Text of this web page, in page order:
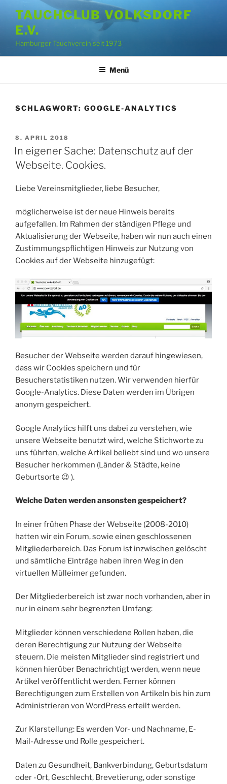
Inhalt
springen
TAUCHCLUB VOLKSDORF
E.V.
Hamburger Tauchverein seit 1973
Menü
SCHLAGWORT: GOOGLE-ANALYTICS
VERÖFFENTLICHT
AM
8. APRIL 2018
In eigener Sache: Datenschutz auf der
Webseite. Cookies.
Liebe Vereinsmitglieder, liebe Besucher,
möglicherweise ist der neue Hinweis bereits
aufgefallen. Im Rahmen der ständigen Pflege und
Aktualisierung der Webseite, haben wir nun auch einen
Zustimmungspflichtigen Hinweis zur Nutzung von
Cookies auf der Webseite hinzugefügt:
Besucher der Webseite werden darauf hingewiesen,
dass wir Cookies speichern und für
Besucherstatistiken nutzen. Wir verwenden hierfür
Google-Analytics. Diese Daten werden im Übrigen
anonym gespeichert.
Google Analytics hilft uns dabei zu verstehen, wie
unsere Webseite benutzt wird, welche Stichworte zu
uns führten, welche Artikel beliebt sind und wo unsere
Besucher herkommen (Länder & Städte, keine
Geburtsorte 😉 ).
Welche Daten werden ansonsten gespeichert?
In einer frühen Phase der Webseite (2008-2010)
hatten wir ein Forum, sowie einen geschlossenen
Mitgliederbereich. Das Forum ist inzwischen gelöscht
und sämtliche Einträge haben ihren Weg in den
virtuellen Mülleimer gefunden.
Der Mitgliederbereich ist zwar noch vorhanden, aber in
nur in einem sehr begrenzten Umfang:
Mitglieder können verschiedene Rollen haben, die
deren Berechtigung zur Nutzung der Webseite
steuern. Die meisten Mitglieder sind registriert und
können hierüber Benachrichtigt werden, wenn neue
Artikel veröffentlicht werden. Ferner können
Berechtigungen zum Erstellen von Artikeln bis hin zum
Administrieren von WordPress erteilt werden.
Zur Klarstellung: Es werden Vor- und Nachname, E-
Mail-Adresse und Rolle gespeichert.
Daten zu Gesundheit, Bankverbindung, Geburtsdatum
oder -Ort, Geschlecht, Brevetierung, oder sonstige